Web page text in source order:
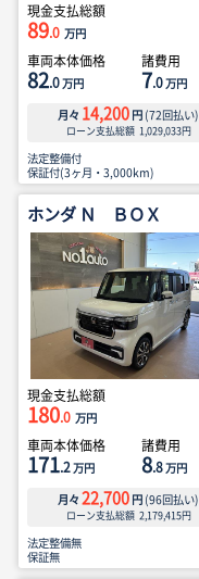
現金支払総額
89.0 万円
車両本体価格
82.0万円
諸費用
7.0万円
月々 14,200 円 (72回払い)
ローン支払総額 1,029,033円
法定整備付
保証付(3ヶ月・3,000km)
ホンダ Ｎ ＢＯＸ
現金支払総額
180.0 万円
車両本体価格
171.2万円
諸費用
8.8万円
月々 22,700 円 (96回払い)
ローン支払総額 2,179,415円
法定整備無
保証無